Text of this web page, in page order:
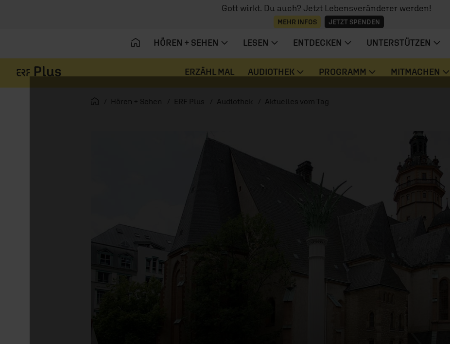
Gott wirkt. Du auch? Jetzt Lebensveränderer werden!
MEHR INFOS JETZT SPENDEN
HÖREN + SEHEN LESEN ENTDECKEN UNTERSTÜTZEN
ERZÄHL MAL AUDIOTHEK PROGRAMM MITMACHEN
Startseite
Hören + Sehen ERF Plus Audiothek Aktuelles vom Tag